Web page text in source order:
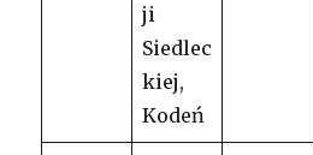
ji
Siedlec
kiej,
Kodeń